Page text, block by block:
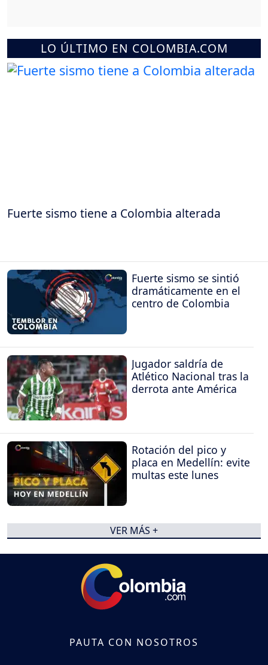
LO ÚLTIMO EN COLOMBIA.COM
Fuerte sismo tiene a Colombia alterada
Fuerte sismo se sintió
dramáticamente en el
centro de Colombia
Jugador saldría de
Atlético Nacional tras la
derrota ante América
Rotación del pico y
placa en Medellín: evite
multas este lunes
VER MÁS +
PAUTA CON NOSOTROS